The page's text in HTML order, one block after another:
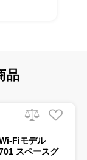
品
Fiモデル
スペースグ